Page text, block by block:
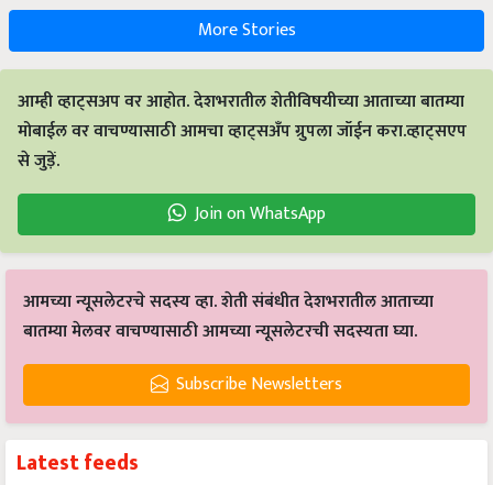
More Stories
आम्ही व्हाट्सअप वर आहोत. देशभरातील शेतीविषयीच्या आताच्या बातम्या
मोबाईल वर वाचण्यासाठी आमचा व्हाट्सअँप ग्रुपला जॉईन करा.व्हाट्सएप
से जुड़ें.
Join on WhatsApp
आमच्या न्यूसलेटरचे सदस्य व्हा. शेती संबंधीत देशभरातील आताच्या
बातम्या मेलवर वाचण्यासाठी आमच्या न्यूसलेटरची सदस्यता घ्या.
Subscribe Newsletters
Latest feeds